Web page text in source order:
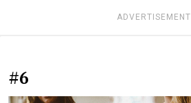
ADVERTISEMENT
#6